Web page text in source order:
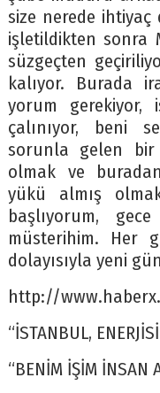
size nerede
işletildikten sonra
süzgeçten
kalıyor. Burada
yorum gerekiyor,
çalınıyor, beni
sorunla gelen bir
olmak ve
yükü almış
başlıyorum,
müsterihim. Her
dolayısıyla yeni
http://
“İSTANBUL,
“BENİM İŞİM İNSAN